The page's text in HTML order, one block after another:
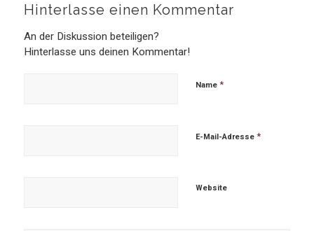
Hinterlasse einen Kommentar
An der Diskussion beteiligen?
Hinterlasse uns deinen Kommentar!
Name *
E-Mail-Adresse *
Website